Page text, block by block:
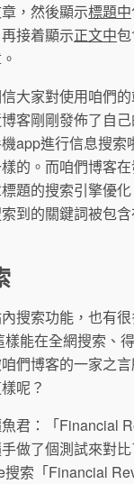
，然後顯示標題中
接着顯示正文中
大家對使用咱們
客剛剛發佈了自
app進行信息搜索
的。而咱們博客在
題的搜索引擎優
到的關鍵詞被包
搜索功能，也有
能在全網搜索、
們博客的一家之
呢？
君：「Financial
做了個測試來對
索「Financial